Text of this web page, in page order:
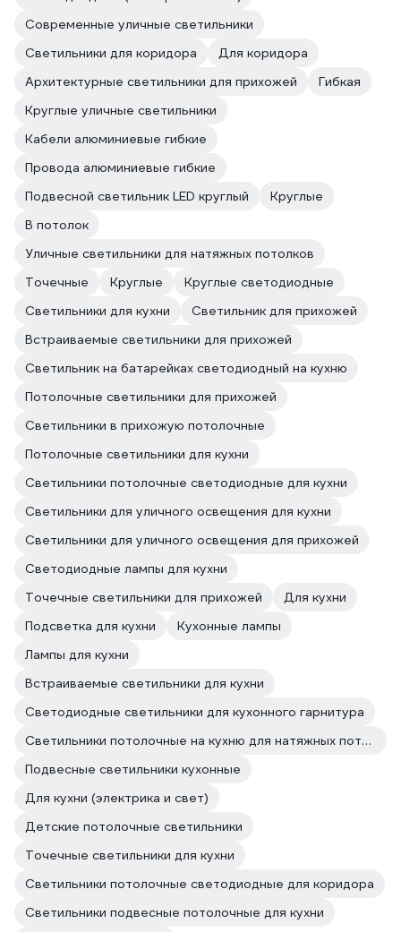
Современные уличные светильники
Светильники для коридора
Для коридора
Архитектурные светильники для прихожей
Гибкая
Круглые уличные светильники
Кабели алюминиевые гибкие
Провода алюминиевые гибкие
Подвесной светильник LED круглый
Круглые
В потолок
Уличные светильники для натяжных потолков
Точечные
Круглые
Круглые светодиодные
Светильники для кухни
Светильник для прихожей
Встраиваемые светильники для прихожей
Светильник на батарейках светодиодный на кухню
Потолочные светильники для прихожей
Светильники в прихожую потолочные
Потолочные светильники для кухни
Светильники потолочные светодиодные для кухни
Светильники для уличного освещения для кухни
Светильники для уличного освещения для прихожей
Светодиодные лампы для кухни
Точечные светильники для прихожей
Для кухни
Подсветка для кухни
Кухонные лампы
Лампы для кухни
Встраиваемые светильники для кухни
Светодиодные светильники для кухонного гарнитура
Светильники потолочные на кухню для натяжных потолков
Подвесные светильники кухонные
Для кухни (электрика и свет)
Детские потолочные светильники
Точечные светильники для кухни
Светильники потолочные светодиодные для коридора
Светильники подвесные потолочные для кухни